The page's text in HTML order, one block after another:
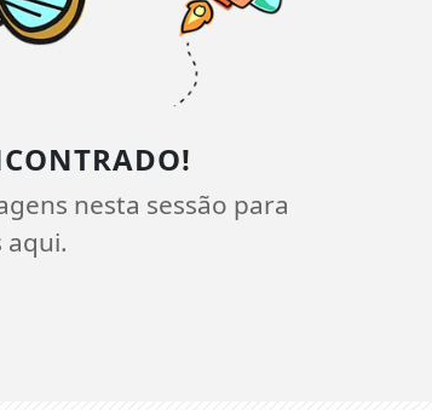
nesta sessão para
aqui.